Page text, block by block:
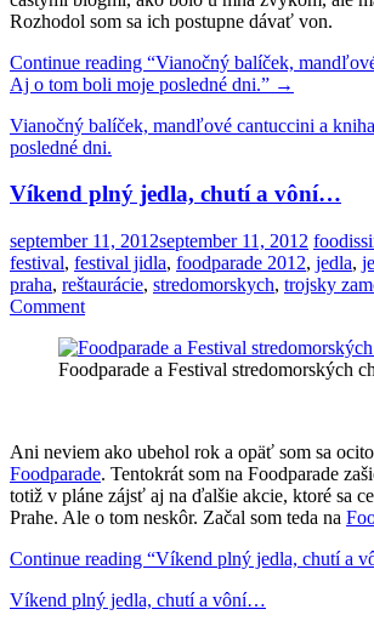
Rozhodol som sa ich postupne dávať von.
Continue reading “Vianočný balíček,
Aj o tom boli moje posledné dni.” →
Vianočný balíček, mandľové cantuccini a
posledné dni.
Víkend plný jedla, chutí a vôní…
september 11, 2012september 11, 2012
festival, festival jidla, foodparade 2012, jedla,
praha, reštaurácie, stredomorskych, trojsky
Comment
Foodparade a Festival stredomorských
Ani neviem ako ubehol rok a opäť som sa
Foodparade. Tentokrát som na Foodparade
totiž v pláne zájsť aj na ďalšie akcie, ktoré sa
Prahe. Ale o tom neskôr. Začal som teda na
Continue reading “Víkend plný jedla, chutí a
Víkend plný jedla, chutí a vôní…